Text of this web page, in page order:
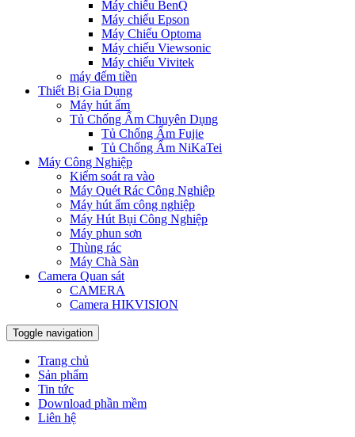
Máy chiếu BenQ
Máy chiếu Epson
Máy Chiếu Optoma
Máy chiếu Viewsonic
Máy chiếu Vivitek
máy đếm tiền
Thiết Bị Gia Dụng
Máy hút ẩm
Tủ Chống Ẩm Chuyên Dụng
Tủ Chống Ẩm Fujie
Tủ Chống Ẩm NiKaTei
Máy Công Nghiệp
Kiểm soát ra vào
Máy Quét Rác Công Nghiêp
Máy hút ẩm công nghiệp
Máy Hút Bụi Công Nghiệp
Máy phun sơn
Thùng rác
Máy Chà Sàn
Camera Quan sát
CAMERA
Camera HIKVISION
Toggle navigation
Trang chủ
Sản phẩm
Tin tức
Download phần mềm
Liên hệ